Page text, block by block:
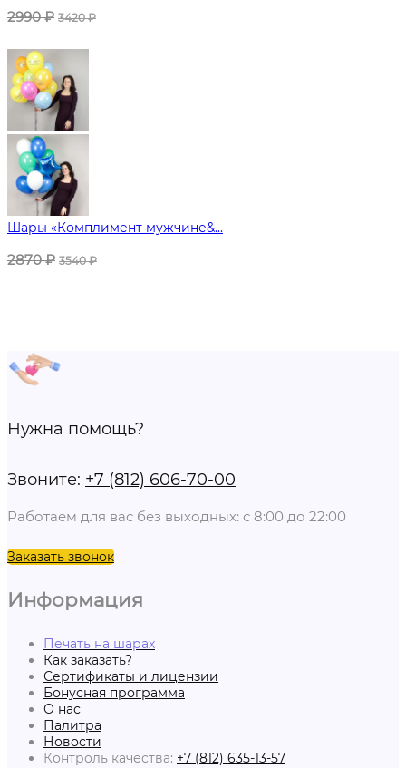
2990₽ 3420₽
Шары «Комплимент мужчине&...
2870₽ 3540₽
Нужна помощь?
Звоните: +7 (812) 606-70-00
Работаем для вас без выходных: с 8:00 до 22:00
Заказать звонок
Информация
Печать на шарах
Как заказать?
Сертификаты и лицензии
Бонусная программа
О нас
Палитра
Новости
Контроль качества: +7 (812) 635-13-57